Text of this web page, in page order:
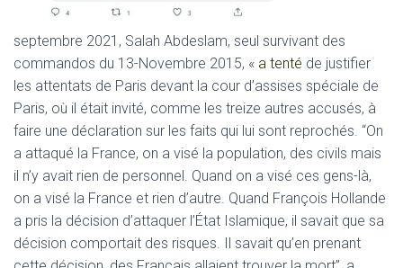
septembre 2021, Salah Abdeslam, seul survivant des
commandos du 13-Novembre 2015, « a tenté de justifier
les attentats de Paris devant la cour d’assises spéciale de
Paris, où il était invité, comme les treize autres accusés, à
faire une déclaration sur les faits qui lui sont reprochés. “On
a attaqué la France, on a visé la population, des civils mais
il n’y avait rien de personnel. Quand on a visé ces gens-là,
on a visé la France et rien d’autre. Quand François Hollande
a pris la décision d’attaquer l’État Islamique, il savait que sa
décision comportait des risques. Il savait qu’en prenant